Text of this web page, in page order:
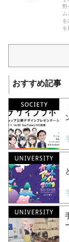
野
を
を
おすすめ記事